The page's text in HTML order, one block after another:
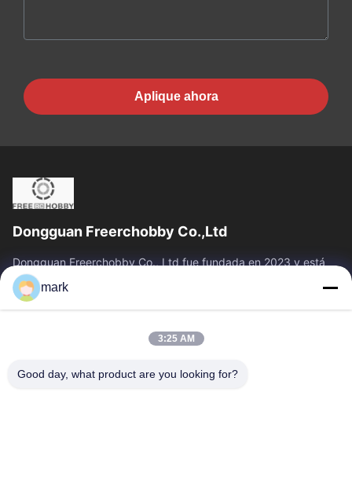
Aplique ahora
Dongguan Freerchobby Co.,Ltd
Dongguan Freerchobby Co., Ltd fue fundada en 2023 y está
ubicada en Dongguan, conocida como la fábrica del mundo.La
moderna fábrica de Ltd. se...
Vínculos Rápidos
Productos
Sobre Nosotros
Visita A La Fábrica
mark
3:25 AM
Good day, what product are you looking for?